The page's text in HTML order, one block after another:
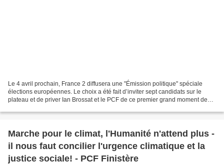
Le 4 avril prochain, France 2 diffusera une "Émission politique" spéciale
élections européennes. Le choix a été fait d’inviter sept candidats sur le
plateau et de priver Ian Brossat et le PCF de ce premier grand moment de
Marche pour le climat, l'Humanité n'attend plus -
il nous faut concilier l'urgence climatique et la
justice sociale! - PCF Finistère